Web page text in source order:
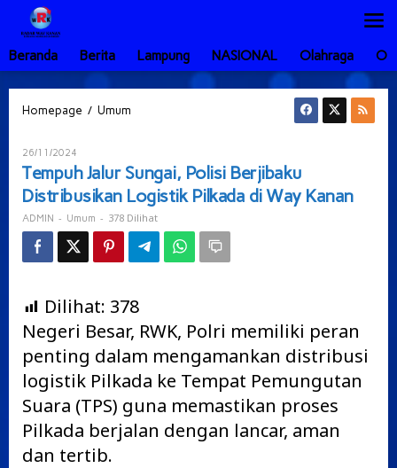
Lewati
konten
Beranda
Berita Lampung NASIONAL Olahraga
Homepage / Umum
Berjibaku
Distribusikan
Logistik
Pilkada
di
Way
26/11/2024
ADMIN
Tempuh Jalur Sungai, Polisi Berjibaku
Distribusikan Logistik Pilkada di Way Kanan
ADMIN - Umum - 378 Dilihat
Dilihat: 378
Negeri Besar, RWK, Polri memiliki peran
penting dalam mengamankan distribusi
logistik Pilkada ke Tempat Pemungutan
Suara (TPS) guna memastikan proses
Pilkada berjalan dengan lancar, aman
dan tertib.